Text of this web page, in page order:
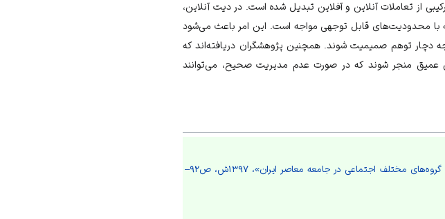
از تعاملات آنلاین و آفلاین تبدیل شده است. در دیت آنلاین،
با محدودیت‌های قابل توجهی مواجه است. این امر باعث می‌شود
دچار توهم صمیمیت شوند. همچنین پژوهشگران دریافته‌اند که
منجر شوند که در صورت عدم مدیریت صحیح، می‌توانند
فولادیان و دیگران، «تحلیل مقایسه ای معیارهای همسرگزینی در میان گروه‌های مختلف اجتماعی در جامعه معاصر ایران»، ۱۳۹۷ش، ص۹۲–